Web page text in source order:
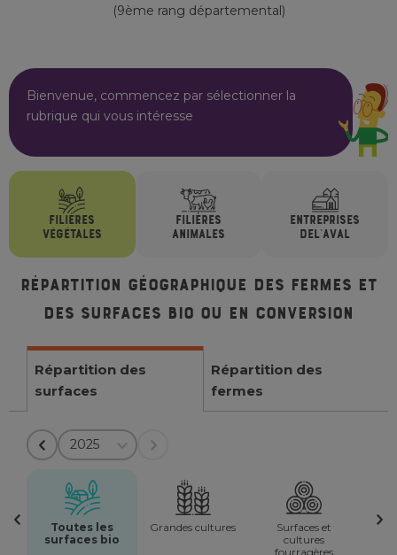
(9ème rang départemental)
Bienvenue, commencez par sélectionner la
rubrique qui vous intéresse
FILIÈRES
VÉGÉTALES
FILIÈRES
ANIMALES
ENTREPRISES
DEL'AVAL
Répartition géographique des fermes et
des surfaces bio ou en conversion
Répartition des
surfaces
Répartition des
fermes
2025
Toutes les
surfaces bio
Grandes cultures
Surfaces et
cultures
fourragères